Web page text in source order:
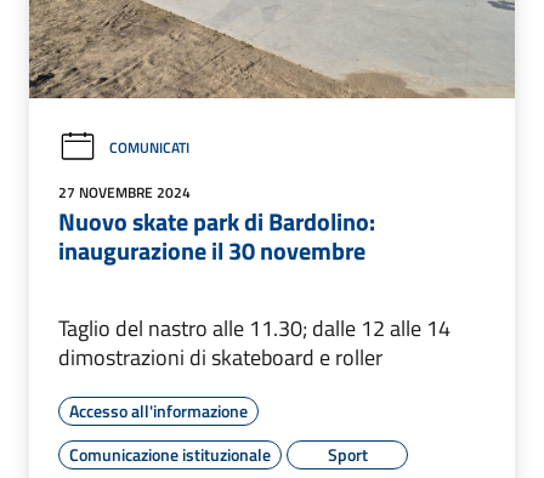
COMUNICATI
27 NOVEMBRE 2024
Nuovo skate park di Bardolino:
inaugurazione il 30 novembre
Taglio del nastro alle 11.30; dalle 12 alle 14
dimostrazioni di skateboard e roller
Accesso all'informazione
Comunicazione istituzionale
Sport